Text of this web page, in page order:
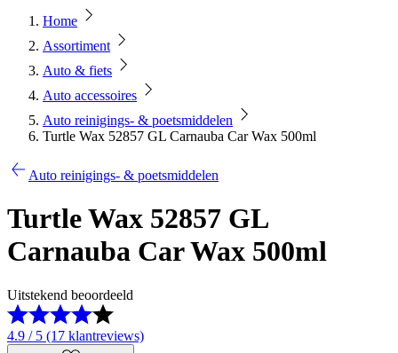
Home
Assortiment
Auto & fiets
Auto accessoires
Auto reinigings- & poetsmiddelen
Turtle Wax 52857 GL Carnauba Car Wax 500ml
Auto reinigings- & poetsmiddelen
Turtle Wax 52857 GL
Carnauba Car Wax 500ml
Uitstekend beoordeeld
4.9 / 5 (17 klantreviews)